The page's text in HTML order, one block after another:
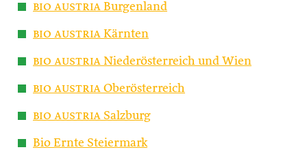
bio austria Burgenland
bio austria Kärnten
bio austria Niederösterreich und Wien
bio austria Oberösterreich
bio austria Salzburg
Bio Ernte Steiermark